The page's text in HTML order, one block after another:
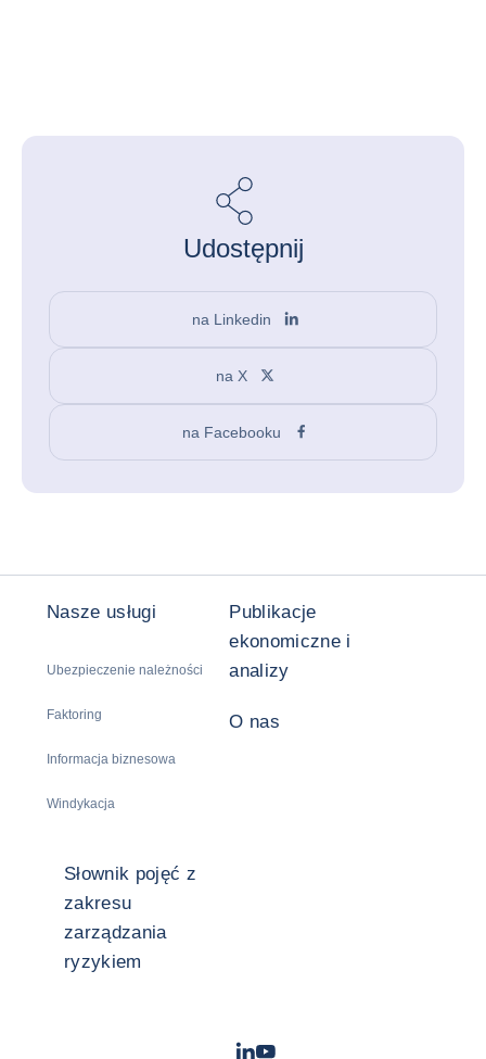
Udostępnij
na Linkedin
na X
na Facebooku
Nasze usługi
Ubezpieczenie należności
Faktoring
Informacja biznesowa
Windykacja
Publikacje
ekonomiczne i
analizy
O nas
Słownik pojęć z
zakresu
zarządzania
ryzykiem
LinkedIn
Youtube